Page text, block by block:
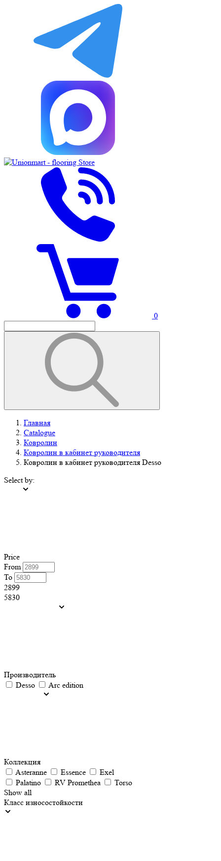
0
Главная
Catalogue
Ковролин
Ковролин в кабинет руководителя
Ковролин в кабинет руководителя Desso
Select by:
Price
From
To
2899
5830
Производитель
Desso
Arc edition
Коллекция
Asteranne
Essence
Exel
Palatino
RV Promethea
Torso
Show all
Класс износостойкости